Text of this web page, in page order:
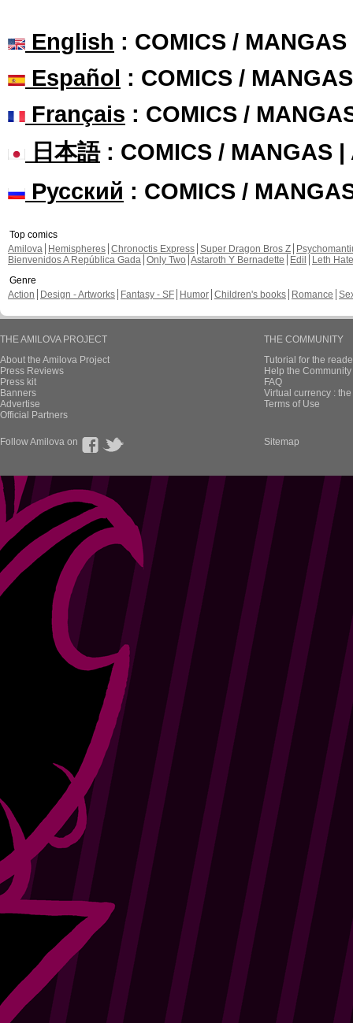
English : COMICS /
Español : COMICS /
Français : COMICS /
日本語: COMICS / MANGAS |
Русский : COMICS /
Top comics
Amilova
Hemispheres Chronoctis Express Super Dragon Bros Z
Bienvenidos A República Gada Only Two Astaroth Y Bernadette Edil
Leth Hate
Genre
Action
Design - Artworks Fantasy - SF Humor Children's books Romance
THE AMILOVA PROJECT
About the Amilova Project
Press Reviews
Press kit
Banners
Advertise
Official Partners
THE COMMUNITY
Tutorial for the
Help the
FAQ
Virtual currency :
Terms of Use
Follow Amilova on Sitemap